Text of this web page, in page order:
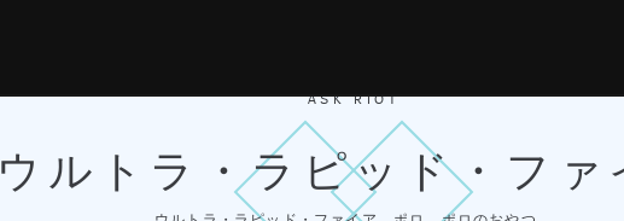
ASK RIOT
ウルトラ・ラピッド・ファ